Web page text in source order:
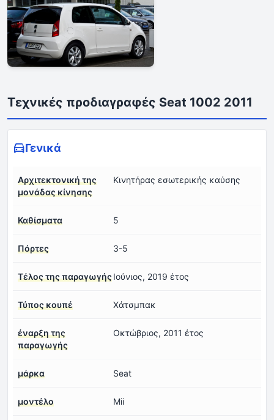
Τεχνικές προδιαγραφές Seat 1002 2011
Γενικά
Αρχιτεκτονική της
μονάδας κίνησης
Κινητήρας εσωτερικής καύσης
Καθίσματα 5
Πόρτες 3-5
Τέλος της παραγωγήςΙούνιος, 2019 έτος
Τύπος κουπέ Χάτσμπακ
έναρξη της
παραγωγής
Οκτώβριος, 2011 έτος
μάρκα Seat
μοντέλο Mii